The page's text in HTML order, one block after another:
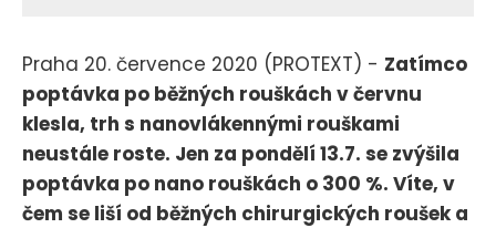
Praha 20. července 2020 (PROTEXT) - Zatímco
poptávka po běžných rouškách v červnu
klesla, trh s nanovlákennými rouškami
neustále roste. Jen za pondělí 13.7. se zvýšila
poptávka po nano rouškách o 300 %. Víte, v
čem se liší od běžných chirurgických roušek a